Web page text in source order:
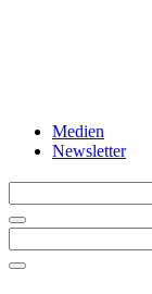
Medien
Newsletter